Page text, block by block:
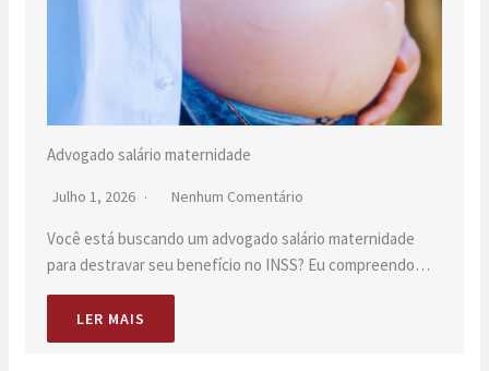
Advogado salário maternidade
Julho 1, 2026 Nenhum Comentário
Você está buscando um advogado salário maternidade
para destravar seu benefício no INSS? Eu compreendo…
LER MAIS